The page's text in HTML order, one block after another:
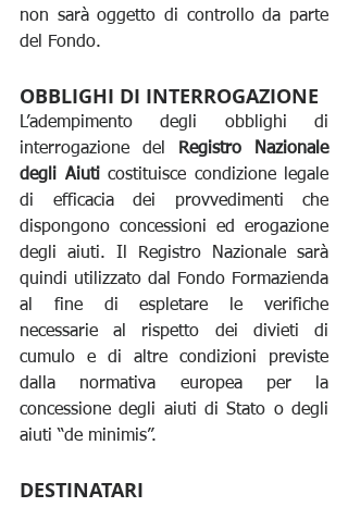
non sarà oggetto di controllo da parte
del Fondo.
OBBLIGHI DI INTERROGAZIONE
L’adempimento degli obblighi di
interrogazione del
Registro Nazionale
degli Aiuti costituisce condizione legale
di efficacia dei provvedimenti che
dispongono concessioni ed erogazione
degli aiuti. Il Registro Nazionale sarà
quindi utilizzato dal Fondo Formazienda
al fine di espletare le verifiche
necessarie al rispetto dei divieti di
cumulo e di altre condizioni previste
dalla normativa europea per la
concessione degli aiuti di Stato o degli
aiuti “de minimis”.
DESTINATARI